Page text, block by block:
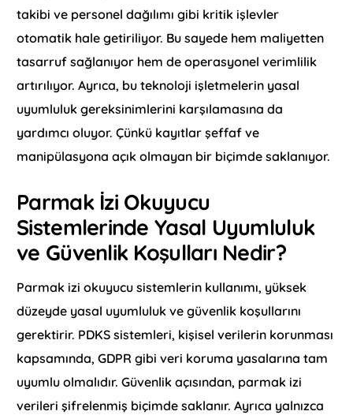
takibi ve personel dağılımı gibi kritik işlevler
otomatik hale getiriliyor. Bu sayede hem maliyetten
tasarruf sağlanıyor hem de operasyonel verimlilik
artırılıyor. Ayrıca, bu teknoloji işletmelerin yasal
uyumluluk gereksinimlerini karşılamasına da
yardımcı oluyor. Çünkü kayıtlar şeffaf ve
manipülasyona açık olmayan bir biçimde saklanıyor.
Parmak İzi Okuyucu
Sistemlerinde Yasal Uyumluluk
ve Güvenlik Koşulları Nedir?
Parmak izi okuyucu sistemlerin kullanımı, yüksek
düzeyde yasal uyumluluk ve güvenlik koşullarını
gerektirir. PDKS sistemleri, kişisel verilerin korunması
kapsamında, GDPR gibi veri koruma yasalarına tam
uyumlu olmalıdır. Güvenlik açısından, parmak izi
verileri şifrelenmiş biçimde saklanır. Ayrıca yalnızca